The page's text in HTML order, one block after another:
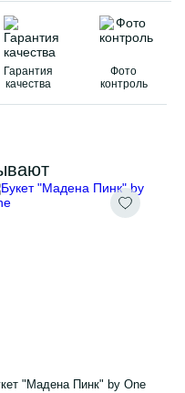
Гарантия
качества
Фото
контроль
"Мадена Пинк" by One